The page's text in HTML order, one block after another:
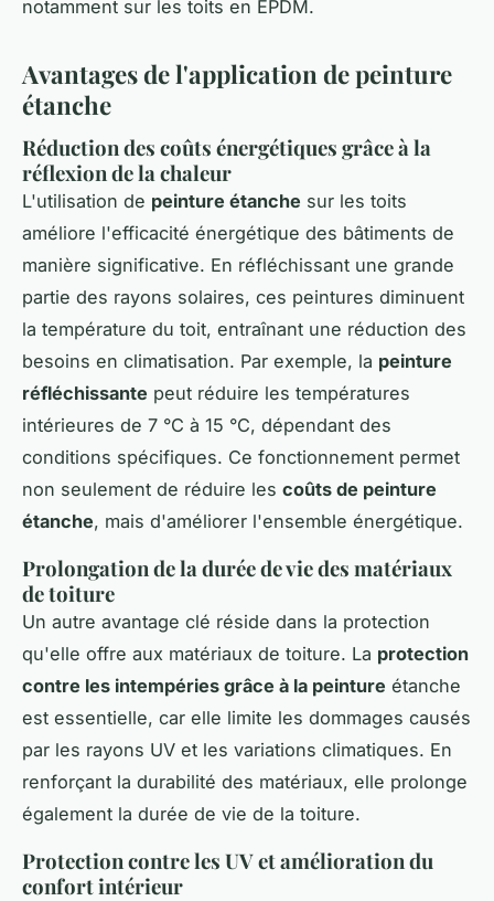
notamment sur les toits en EPDM.
Avantages de l'application de peinture
étanche
Réduction des coûts énergétiques grâce à la
réflexion de la chaleur
L'utilisation de peinture étanche sur les toits
améliore l'efficacité énergétique des bâtiments de
manière significative. En réfléchissant une grande
partie des rayons solaires, ces peintures diminuent
la température du toit, entraînant une réduction des
besoins en climatisation. Par exemple, la peinture
réfléchissante peut réduire les températures
intérieures de 7 °C à 15 °C, dépendant des
conditions spécifiques. Ce fonctionnement permet
non seulement de réduire les coûts de peinture
étanche, mais d'améliorer l'ensemble énergétique.
Prolongation de la durée de vie des matériaux
de toiture
Un autre avantage clé réside dans la protection
qu'elle offre aux matériaux de toiture. La protection
contre les intempéries grâce à la peinture étanche
est essentielle, car elle limite les dommages causés
par les rayons UV et les variations climatiques. En
renforçant la durabilité des matériaux, elle prolonge
également la durée de vie de la toiture.
Protection contre les UV et amélioration du
confort intérieur